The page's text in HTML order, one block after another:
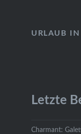
URLAUB IN
Letzte
Charmant: